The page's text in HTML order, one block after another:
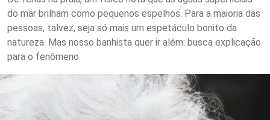
do mar brilham como pequenos espelhos. Para a maioria das
pessoas, talvez, seja só mais um espetáculo bonito da
natureza. Mas nosso banhista quer ir além: busca explicação
para o fenômeno